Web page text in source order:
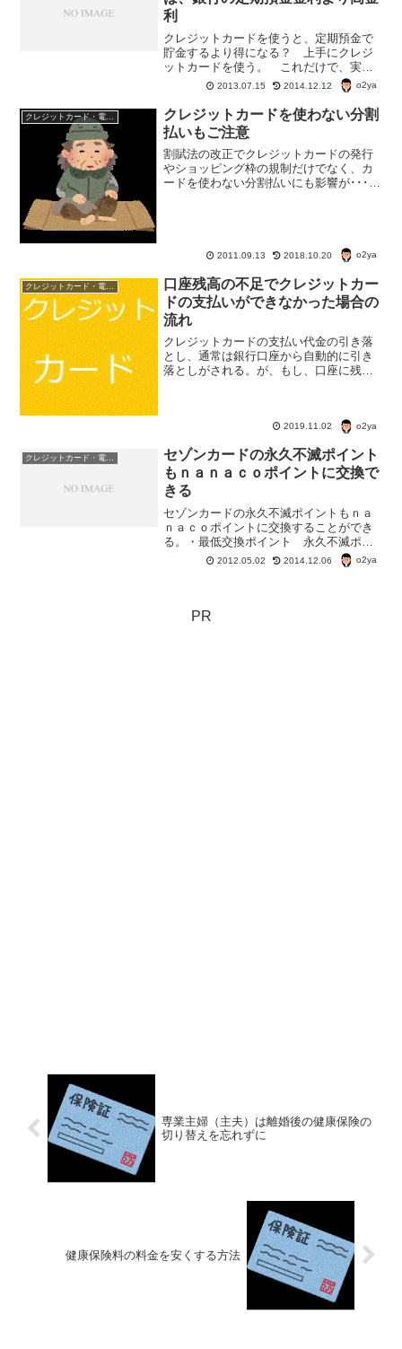
利
クレジットカードを使うと、定期預金で
貯金するより得になる？ 上手にクレジ
ットカードを使う。 これだけで、実
は、定期預金の金利を気にするより得に
なる。クレジットカードのポイント還元
は、銀行の定期預金金利より高金利
例）イオンカードのポイント還...
2013.07.15 2014.12.12 o2ya
クレジットカードを使わない分割
払いもご注意
割賦法の改正でクレジットカードの発行
やショッピング枠の規制だけでなく、カ
ードを使わない分割払いにも影響が･･･。
2011.09.13 2018.10.20 o2ya
口座残高の不足でクレジットカー
ドの支払いができなかった場合の
流れ
クレジットカードの支払い代金の引き落
とし、通常は銀行口座から自動的に引き
落としがされる。が、もし、口座に残高
2019.11.02 o2ya
セゾンカードの永久不滅ポイント
もｎａｎａｃｏポイントに交換で
きる
セゾンカードの永久不滅ポイントもｎａ
ｎａｃｏポイントに交換することができ
る。・最低交換ポイント 永久不滅ポイ
ント200ポイント・交換レート 永久不滅
ポイント200ポイント→ｎａｎａｃｏポイ
2012.05.02 2014.12.06 o2ya
PR
専業主婦（主夫）は離婚後の健康保険の
切り替えを忘れずに
健康保険料の料金を安くする方法